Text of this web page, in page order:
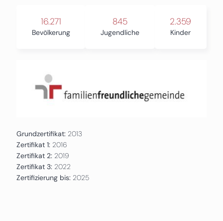
16.271
Bevölkerung
845
Jugendliche
2.359
Kinder
Grundzertifikat: 2013
Zertifikat 1: 2016
Zertifikat 2: 2019
Zertifikat 3: 2022
Zertifizierung bis: 2025